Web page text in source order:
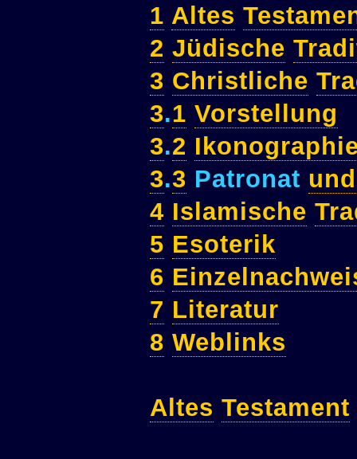
1 Altes
2 Jüdische
3 Christliche
3.1 Vorstellung
3.2
3.3 Patronat und
4 Islamische
5 Esoterik
6
7 Literatur
8 Weblinks
Altes Testament